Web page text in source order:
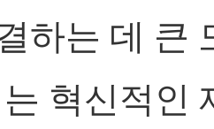
하는 데 큰
혁신적인